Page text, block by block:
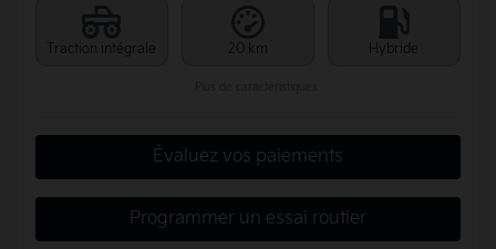
Traction intégrale 20 km Hybride
Évaluez vos paiements
Programmer un essai routier